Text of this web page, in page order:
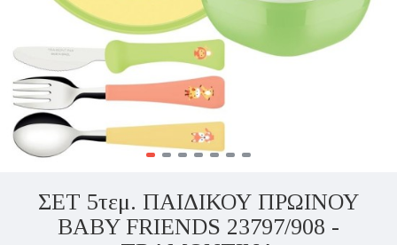
ΣΕΤ 5τεμ. ΠΑΙΔΙΚΟΥ ΠΡΩΙΝΟΥ
BABY FRIENDS 23797/908 -